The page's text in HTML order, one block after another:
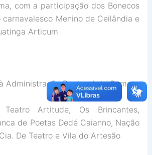
com a participação dos Bonecos
Menino de Ceilândia e
Articum
Administração Regional do Gama
Artitude, Os Brincantes,
de Poetas Dedé Caianno, Nação
De Teatro e Vila do Artesão